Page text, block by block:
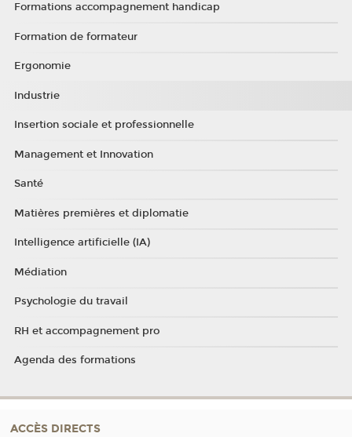
Formations accompagnement handicap
Formation de formateur
Ergonomie
Industrie
Insertion sociale et professionnelle
Management et Innovation
Santé
Matières premières et diplomatie
Intelligence artificielle (IA)
Médiation
Psychologie du travail
RH et accompagnement pro
Agenda des formations
ACCÈS DIRECTS